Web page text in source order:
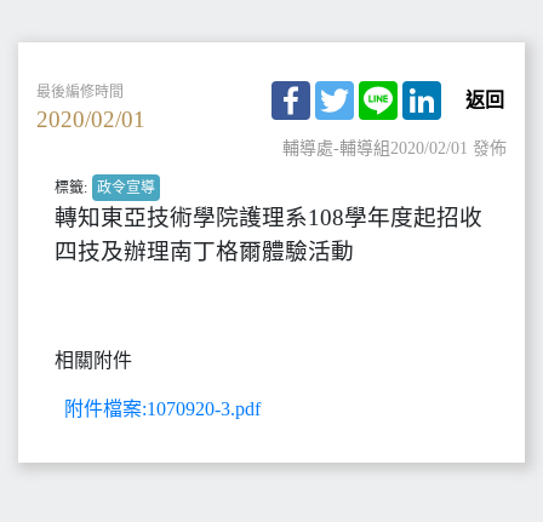
最後編修時間
2020/02/01
Facebook
TwitterLine LinkedIn
返回
輔導處-輔導組2020/02/01 發佈
標籤: 政令宣導
轉知東亞技術學院護理系108學年度起招收
四技及辦理南丁格爾體驗活動
相關附件
附件檔案:1070920-3.pdf